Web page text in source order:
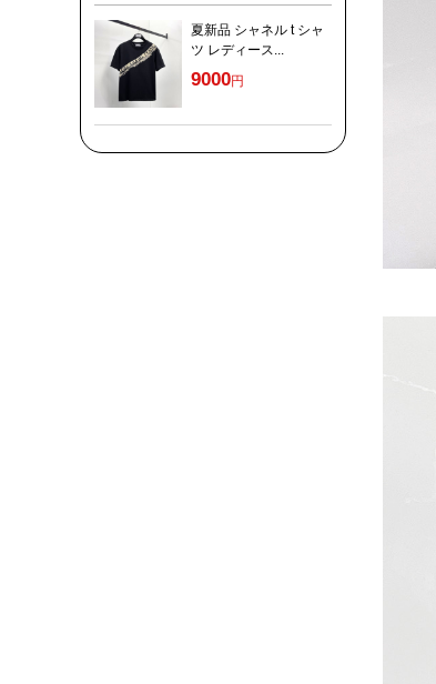
夏新品 シャネル t シャ
ツ レディース...
9000円